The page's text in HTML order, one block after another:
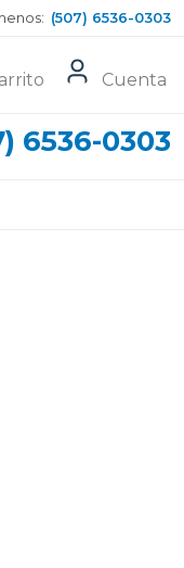
(507) 6536-0303
Cuenta
6536-0303